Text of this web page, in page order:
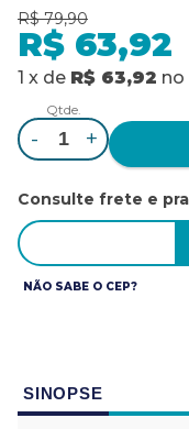
R$ 79,90
R$ 63,92
1 x de R$ 63,92 no
Qtde.
- +
Consulte frete e
NÃO SABE O CEP?
SINOPSE